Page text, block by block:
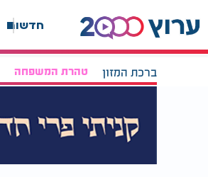
חדשות
ברכת המזון טהרת המשפחה